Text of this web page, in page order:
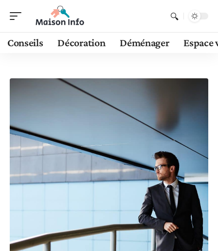
Conseils Décoration Déménager Espace